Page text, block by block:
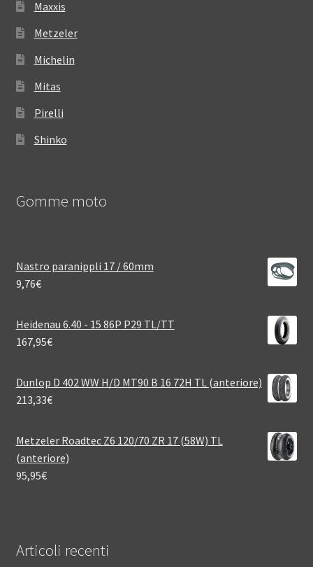
Maxxis
Metzeler
Michelin
Mitas
Pirelli
Shinko
Gomme moto
Nastro paranippli 17 / 60mm
9,76€
Heidenau 6.40 - 15 86P P29 TL/TT
167,95€
Dunlop D 402 WW H/D MT90 B 16 72H TL (anteriore)
213,33€
Metzeler Roadtec Z6 120/70 ZR 17 (58W) TL
(anteriore)
95,95€
Articoli recenti